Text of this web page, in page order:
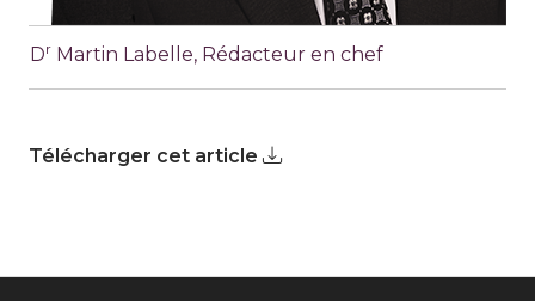
Dr Martin Labelle, Rédacteur en chef
Télécharger cet article